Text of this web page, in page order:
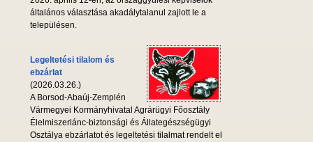
általános választása akadálytalanul zajlott le a
településen.
Legeltetési tilalom és
ebzárlat
(2026.03.26.)
A Borsod-Abaúj-Zemplén
Vármegyei Kormányhivatal Agrárügyi Főosztály
Élelmiszerlánc-biztonsági és Állategészségügyi
Osztálya ebzárlatot és legeltetési tilalmat rendelt el